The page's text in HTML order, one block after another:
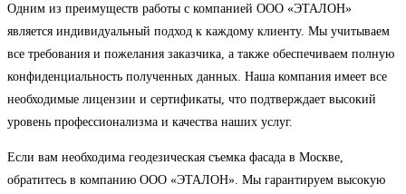
Одним из преимуществ работы с компанией ООО «ЭТАЛОН»
является индивидуальный подход к каждому клиенту. Мы учитываем
все требования и пожелания заказчика, а также обеспечиваем полную
конфиденциальность полученных данных. Наша компания имеет все
необходимые лицензии и сертификаты, что подтверждает высокий
уровень профессионализма и качества наших услуг.
Если вам необходима геодезическая съемка фасада в Москве,
обратитесь в компанию ООО «ЭТАЛОН». Мы гарантируем высокую